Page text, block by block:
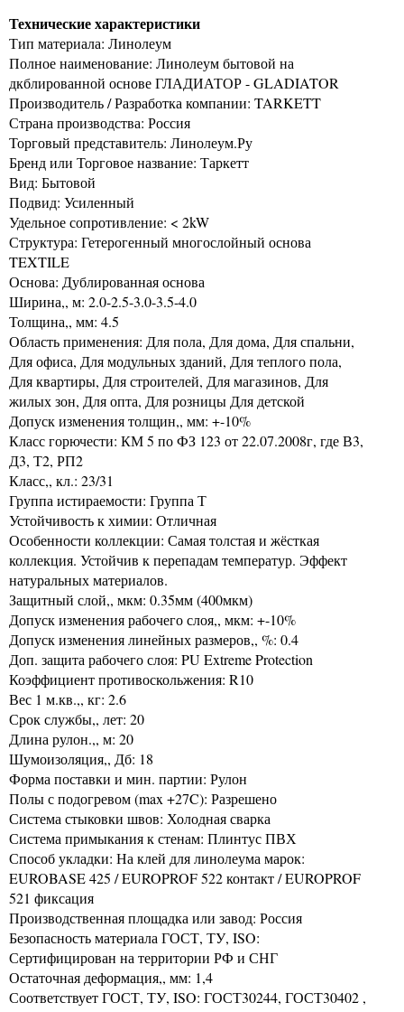
Технические характеристики
Тип материала: Линолеум
Полное наименование: Линолеум бытовой на
дкблированной основе ГЛАДИАТОР - GLADIATOR
Производитель / Разработка компании: TARKETT
Страна производства: Россия
Торговый представитель: Линолеум.Ру
Бренд или Торговое название: Таркетт
Вид: Бытовой
Подвид: Усиленный
Удельное сопротивление: < 2kW
Структура: Гетерогенный многослойный основа
TEXTILE
Основа: Дублированная основа
Ширина,, м: 2.0-2.5-3.0-3.5-4.0
Толщина,, мм: 4.5
Область применения: Для пола, Для дома, Для спальни,
Для офиса, Для модульных зданий, Для теплого пола,
Для квартиры, Для строителей, Для магазинов, Для
жилых зон, Для опта, Для розницы Для детской
Допуск изменения толщин,, мм: +-10%
Класс горючести: КМ 5 по ФЗ 123 от 22.07.2008г, где В3,
Д3, Т2, РП2
Класс,, кл.: 23/31
Группа истираемости: Группа Т
Устойчивость к химии: Отличная
Особенности коллекции: Самая толстая и жёсткая
коллекция. Устойчив к перепадам температур. Эффект
натуральных материалов.
Защитный слой,, мкм: 0.35мм (400мкм)
Допуск изменения рабочего слоя,, мкм: +-10%
Допуск изменения линейных размеров,, %: 0.4
Доп. защита рабочего слоя: PU Extreme Protection
Коэффициент противоскольжения: R10
Вес 1 м.кв.,, кг: 2.6
Срок службы,, лет: 20
Длина рулон.,, м: 20
Шумоизоляция,, Дб: 18
Форма поставки и мин. партии: Рулон
Полы с подогревом (max +27C): Разрешено
Система стыковки швов: Холодная сварка
Система примыкания к стенам: Плинтус ПВХ
Способ укладки: На клей для линолеума марок:
EUROBASE 425 / EUROPROF 522 контакт / EUROPROF
521 фиксация
Производственная площадка или завод: Россия
Безопасность материала ГОСТ, ТУ, ISO:
Сертифицирован на территории РФ и СНГ
Остаточная деформация,, мм: 1,4
Соответствует ГОСТ, ТУ, ISO: ГОСТ30244, ГОСТ30402 ,